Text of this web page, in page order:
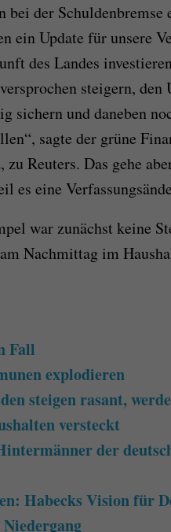
bei der Schuldenbremse
ein Update für unsere
des Landes
steigern, den
sichern und daneben
sagte der grüne
Reuters. Das gehe
es eine
war zunächst keine
Nachmittag im
Fall
explodieren
steigen rasant,
versteckt
der
Habecks Vision für